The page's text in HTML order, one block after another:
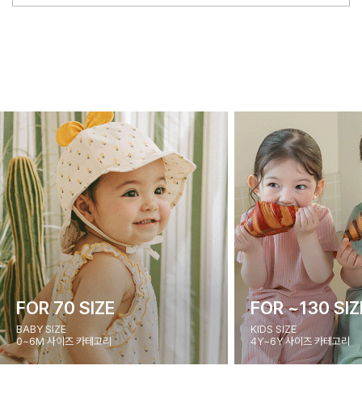
FOR 70 SIZE
BABY SIZE
0~6M 사이즈 카테고리
FOR ~130
KIDS SIZE
4Y~6Y 사이즈 카테고리